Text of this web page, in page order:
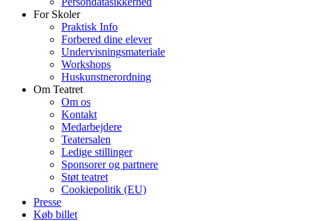
For Skoler
Praktisk Info
Forbered dine elever
Undervisningsmateriale
Workshops
Huskunstnerordning
Om Teatret
Om os
Kontakt
Medarbejdere
Teatersalen
Ledige stillinger
Sponsorer og partnere
Støt teatret
Cookiepolitik (EU)
Presse
Køb billet